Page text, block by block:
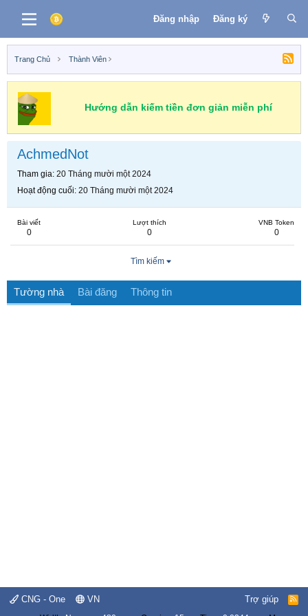
Đăng nhập Đăng ký
Trang Chủ Thành Viên
Hướng dẫn kiếm tiền đơn giản miễn phí
AchmedNot
Tham gia 20 Tháng mười một 2024
Hoạt động cuối 20 Tháng mười một 2024
Bài viết
0
Lượt thích
0
VNB Token
0
Tìm kiếm
Tường nhà Bài đăng Thông tin
CNG - One VN Trợ giúp
R